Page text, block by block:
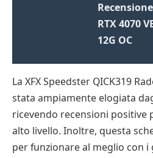
RTX 4070
12G OC
La XFX Speedster QICK319
stata ampiamente elogiata
ricevendo recensioni positive
alto livello. Inoltre, questa
per funzionare al meglio con